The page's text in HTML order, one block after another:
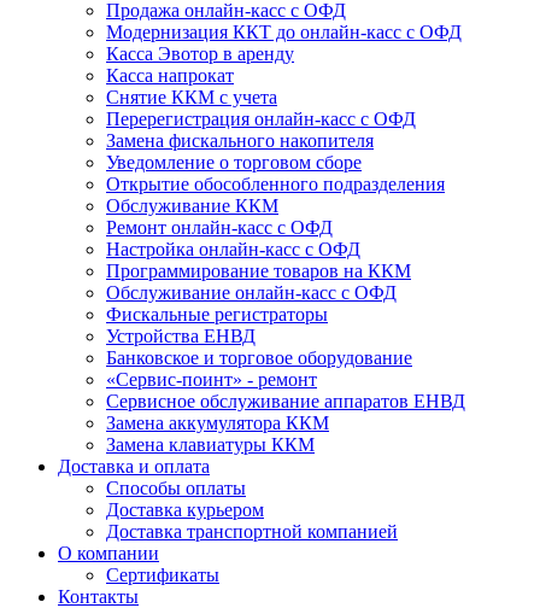
Продажа онлайн-касс с ОФД
Модернизация ККТ до онлайн-касс с ОФД
Касса Эвотор в аренду
Касса напрокат
Снятие ККМ с учета
Перерегистрация онлайн-касс с ОФД
Замена фискального накопителя
Уведомление о торговом сборе
Открытие обособленного подразделения
Обслуживание ККМ
Ремонт онлайн-касс с ОФД
Настройка онлайн-касс с ОФД
Программирование товаров на ККМ
Обслуживание онлайн-касс с ОФД
Фискальные регистраторы
Устройства ЕНВД
Банковское и торговое оборудование
«Сервис-поинт» - ремонт
Сервисное обслуживание аппаратов ЕНВД
Замена аккумулятора ККМ
Замена клавиатуры ККМ
Доставка и оплата
Способы оплаты
Доставка курьером
Доставка транспортной компанией
О компании
Сертификаты
Контакты